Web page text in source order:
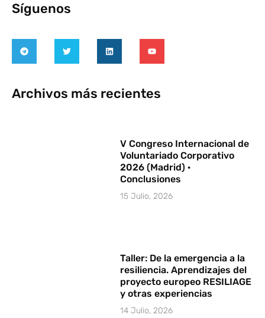
Síguenos
Archivos más recientes
V Congreso Internacional de
Voluntariado Corporativo
2026 (Madrid) ·
Conclusiones
15 Julio, 2026
Taller: De la emergencia a la
resiliencia. Aprendizajes del
proyecto europeo RESILIAGE
y otras experiencias
14 Julio, 2026